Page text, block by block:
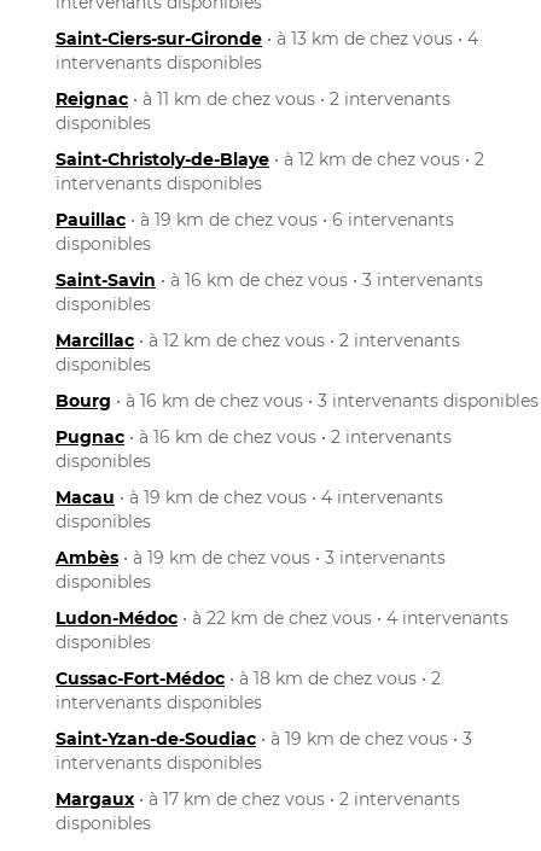
Saint-Ciers-sur-Gironde • à 13 km de chez vous • 4
intervenants disponibles
Reignac • à 11 km de chez vous • 2 intervenants
disponibles
Saint-Christoly-de-Blaye • à 12 km de chez vous • 2
intervenants disponibles
Pauillac • à 19 km de chez vous • 6 intervenants
disponibles
Saint-Savin • à 16 km de chez vous • 3 intervenants
disponibles
Marcillac • à 12 km de chez vous • 2 intervenants
disponibles
Bourg • à 16 km de chez vous • 3 intervenants disponibles
Pugnac • à 16 km de chez vous • 2 intervenants
disponibles
Macau • à 19 km de chez vous • 4 intervenants
disponibles
Ambès • à 19 km de chez vous • 3 intervenants
disponibles
Ludon-Médoc • à 22 km de chez vous • 4 intervenants
disponibles
Cussac-Fort-Médoc • à 18 km de chez vous • 2
intervenants disponibles
Saint-Yzan-de-Soudiac • à 19 km de chez vous • 3
intervenants disponibles
Margaux • à 17 km de chez vous • 2 intervenants
disponibles